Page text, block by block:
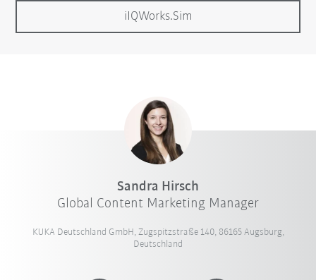
iIQWorks.Sim
Sandra Hirsch
Global Content Marketing Manager
KUKA Deutschland GmbH, Zugspitzstraße 140, 86165 Augsburg,
Deutschland